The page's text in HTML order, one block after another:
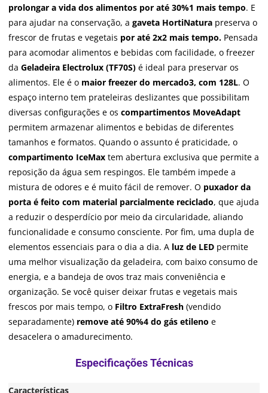
prolongar a vida dos alimentos por até 30%1 mais tempo. E
para ajudar na conservação, a gaveta HortiNatura preserva o
frescor de frutas e vegetais por até 2x2 mais tempo. Pensada
para acomodar alimentos e bebidas com facilidade, o freezer
da Geladeira Electrolux (TF70S) é ideal para preservar os
alimentos. Ele é o maior freezer do mercado3, com 128L. O
espaço interno tem prateleiras deslizantes que possibilitam
diversas configurações e os compartimentos MoveAdapt
permitem armazenar alimentos e bebidas de diferentes
tamanhos e formatos. Quando o assunto é praticidade, o
compartimento IceMax tem abertura exclusiva que permite a
reposição da água sem respingos. Ele também impede a
mistura de odores e é muito fácil de remover. O puxador da
porta é feito com material parcialmente reciclado, que ajuda
a reduzir o desperdício por meio da circularidade, aliando
funcionalidade e consumo consciente. Por fim, uma dupla de
elementos essenciais para o dia a dia. A luz de LED permite
uma melhor visualização da geladeira, com baixo consumo de
energia, e a bandeja de ovos traz mais conveniência e
organização. Se você quiser deixar frutas e vegetais mais
frescos por mais tempo, o Filtro ExtraFresh (vendido
separadamente) remove até 90%4 do gás etileno e
desacelera o amadurecimento.
Características